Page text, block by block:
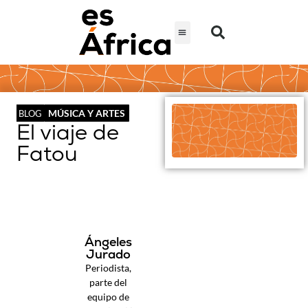
BLOG MÚSICA Y ARTES
El viaje de
Fatou
Ángeles
Jurado
Periodista,
parte del
equipo de